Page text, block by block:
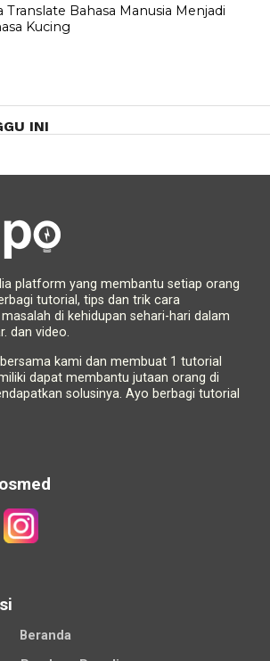
Translate Bahasa Manusia Menjadi
Kucing
INI
platform yang membantu setiap orang
tutorial, tips dan trik cara
di kehidupan sehari-hari dalam
dan video.
kami dan membuat 1 tutorial
dapat membantu jutaan orang di
solusinya. Ayo berbagi tutorial
Beranda